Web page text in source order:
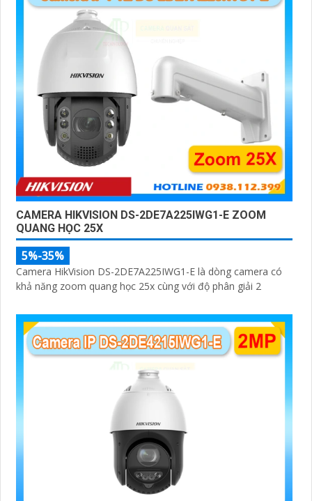
CAMERA HIKVISION DS-2DE7A225IWG1-E ZOOM
QUANG HỌC 25X
5%-35%
Camera HikVision DS-2DE7A225IWG1-E là dòng camera có
khả năng zoom quang học 25x cùng với độ phân giải 2